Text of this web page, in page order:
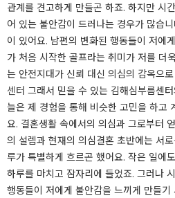
관계를 견고하게 만들곤 하죠. 하지만 시
어 있는 불안감이 드러나는 경우가 많습
이 있어요. 남편의 변화된 행동들이 저에
가 처음 시작한 골프라는 취미가 저를 더
는 안전지대가 신뢰 대신 의심의 감옥으
센터 그래서 믿을 수 있는 김해심부름센
늘은 제 경험을 통해 비슷한 고민을 하고
요. 결혼생활 속에서의 의심과 그로부터
의 설렘과 현재의 의심결혼 초반에는 서
루가 특별하게 흐르곤 했어요. 작은 일에
하루를 마치고 잠자리에 들었죠. 그러나
행동들이 저에게 불안감을 느끼게 만들